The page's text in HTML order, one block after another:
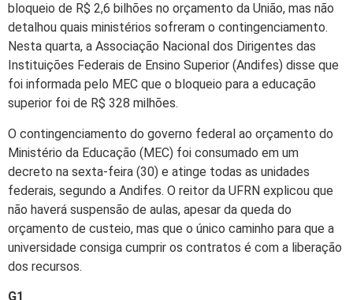
bloqueio de R$ 2,6 bilhões no orçamento da União, mas não
detalhou quais ministérios sofreram o contingenciamento.
Nesta quarta, a Associação Nacional dos Dirigentes das
Instituições Federais de Ensino Superior (Andifes) disse que
foi informada pelo MEC que o bloqueio para a educação
superior foi de R$ 328 milhões.
O contingenciamento do governo federal ao orçamento do
Ministério da Educação (MEC) foi consumado em um
decreto na sexta-feira (30) e atinge todas as unidades
federais, segundo a Andifes. O reitor da UFRN explicou que
não haverá suspensão de aulas, apesar da queda do
orçamento de custeio, mas que o único caminho para que a
universidade consiga cumprir os contratos é com a liberação
dos recursos.
G1